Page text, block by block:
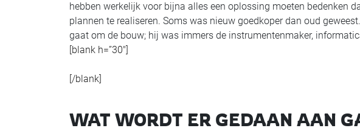
hebben werkelijk voor bijna alles een oplossing moeten bedenken
plannen te realiseren. Soms was nieuw goedkoper dan oud
gaat om de bouw; hij was immers de instrumentenmaker,
[blank h=”30″]
[/blank]
WAT WORDT ER GEDAAN AAN